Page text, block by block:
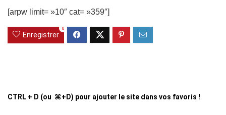
[arpw limit= »10″ cat= »359″]
Enregistrer
0
CTRL + D (ou ⌘+D) pour ajouter le site dans vos favoris !